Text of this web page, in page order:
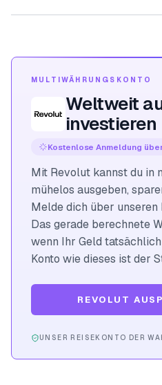
MULTIWÄHRUNGSKONTO
Weltweit
investieren
Kostenlose Anmeldung
Mit Revolut kannst du in
mühelos ausgeben,
Melde dich über
Das gerade berechnete
wenn Ihr Geld
Konto wie dieses ist der
REVOLUT
UNSER REISEKONTO DER